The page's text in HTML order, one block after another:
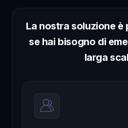
La nostra soluzione è
se hai bisogno di
larga